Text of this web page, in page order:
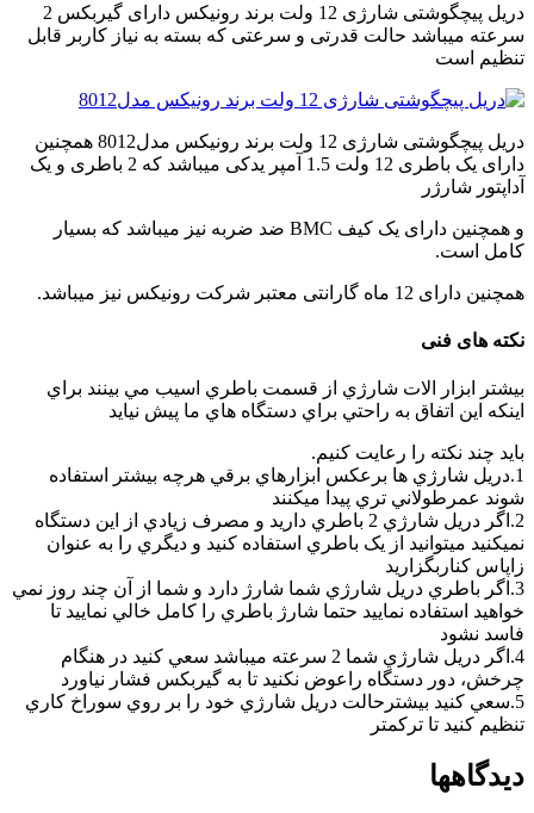
the
kitchen
دریل پیچگوشتی شارژی 12 ولت برند رونیکس دارای گیربکس 2
سرعته میباشد حالت قدرتی و سرعتی که بسته به نیاز کاربر قابل
تنظیم است
دریل پیچگوشتی شارژی 12 ولت برند رونیکس مدل8012 همچنین
دارای یک باطری 12 ولت 1.5 آمپر یدکی میباشد که 2 باطری و یک
آداپتور شارژر
و همچنین دارای یک کیف BMC ضد ضربه نیز میباشد که بسیار
کامل است.
همچنین دارای 12 ماه گارانتی معتبر شرکت رونیکس نیز میباشد.
نکته های فنی
بيشتر ابزار الات شارژي از قسمت باطري اسيب مي بينند براي
اينکه اين اتفاق به راحتي براي دستگاه هاي ما پيش نيايد
بايد چند نکته را رعايت کنيم.
1.دريل شارژي ها برعکس ابزارهاي برقي هرچه بيشتر استفاده
شوند عمرطولاني تري پيدا ميکنند
2.اگر دريل شارژي 2 باطري داريد و مصرف زيادي از اين دستگاه
نميکنيد ميتوانيد از يک باطري استفاده کنيد و ديگري را به عنوان
زاپاس کناربگزاريد
3.اگر باطري دريل شارژي شما شارژ دارد و شما از آن چند روز نمي
خواهيد استفاده نماييد حتما شارژ باطري را کامل خالي نماييد تا
فاسد نشود
4.اگر دريل شارژي شما 2 سرعته ميباشد سعي کنيد در هنگام
چرخش، دور دستگاه راعوض نکنيد تا به گيربکس فشار نياورد
5.سعي کنيد بيشترحالت دريل شارژي خود را بر روي سوراخ کاري
تنظيم کنيد تا ترکمتر
دیدگاهها